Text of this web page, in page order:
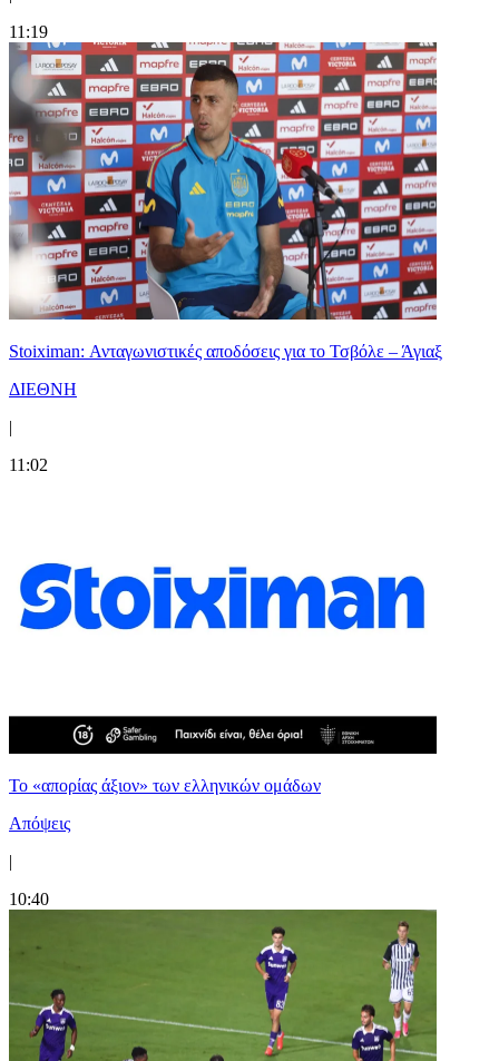
11:19
Stoiximan: Ανταγωνιστικές αποδόσεις για το Τσβόλε – Άγιαξ
ΔΙΕΘΝΗ
|
11:02
Το «απορίας άξιον» των ελληνικών ομάδων
Απόψεις
|
10:40